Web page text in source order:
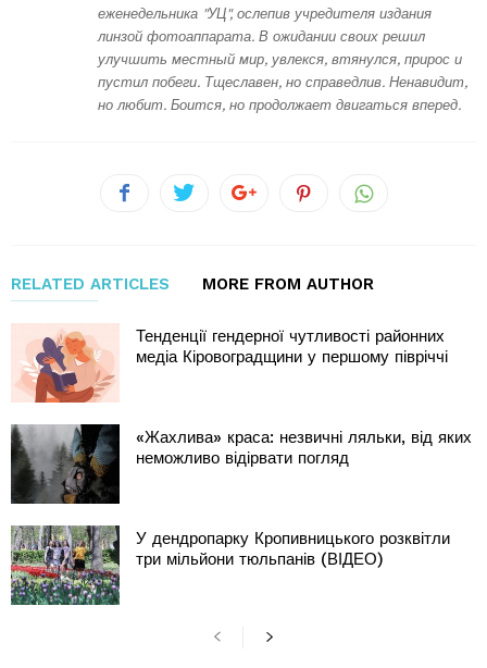
еженедельника "УЦ", ослепив учредителя издания
линзой фотоаппарата. В ожидании своих решил
улучшить местный мир, увлекся, втянулся, прирос и
пустил побеги. Тщеславен, но справедлив. Ненавидит,
но любит. Боится, но продолжает двигаться вперед.
RELATED ARTICLES MORE FROM AUTHOR
Тенденції гендерної чутливості районних
медіа Кіровоградщини у першому півріччі
«Жахлива» краса: незвичні ляльки, від яких
неможливо відірвати погляд
У дендропарку Кропивницького розквітли
три мільйони тюльпанів (ВІДЕО)